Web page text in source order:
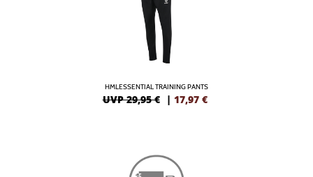
HMLESSENTIAL TRAINING PANTS
UVP 29,95 € | 17,97 €